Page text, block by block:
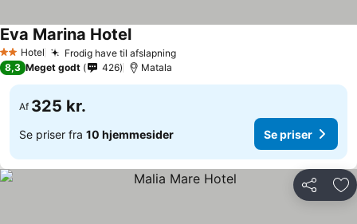
2 Stjerner
Hotel Frodig have til afslapning
Eva Marina Hotel
8,3 Meget godt 426 Matala
Af 325 kr.
Se priser fra 10 hjemmesider Se priser
Del